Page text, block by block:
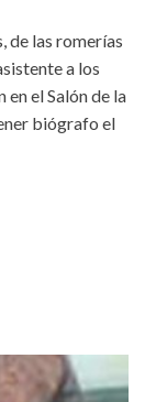
de las romerías
a los
el Salón de la
biógrafo el